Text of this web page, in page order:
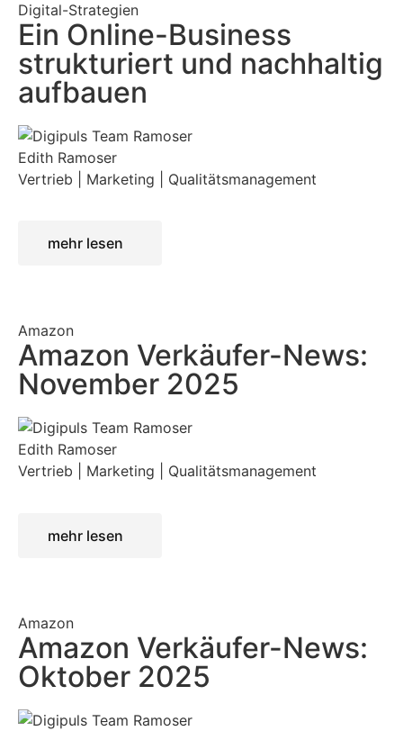
Digital-Strategien
Ein Online-Business
strukturiert und nachhaltig
aufbauen
Edith Ramoser
Vertrieb | Marketing | Qualitätsmanagement
mehr lesen
Amazon
Amazon Verkäufer-News:
November 2025
Edith Ramoser
Vertrieb | Marketing | Qualitätsmanagement
mehr lesen
Amazon
Amazon Verkäufer-News:
Oktober 2025